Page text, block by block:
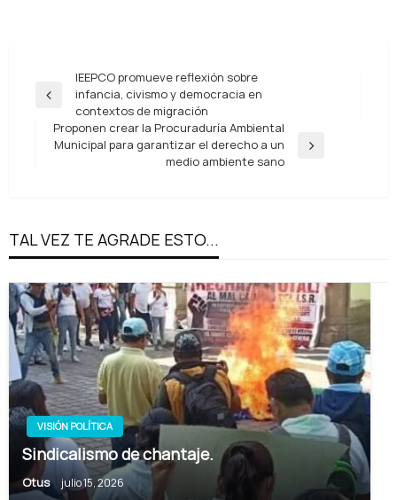
Navegación
de
entradas
Entrada
anterior
IEEPCO promueve reflexión sobre
infancia, civismo y democracia en
contextos de migración
Entrada
Proponen crear la Procuraduría Ambiental
Municipal para garantizar el derecho a un
medio ambiente sano
TAL VEZ TE AGRADE ESTO...
VISIÓN POLÍTICA
Sindicalismo de chantaje.
Otus julio 15, 2026